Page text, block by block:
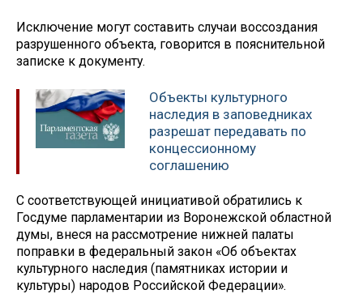
Исключение могут составить случаи воссоздания
разрушенного объекта, говорится в пояснительной
записке к документу.
Объекты культурного
наследия в заповедниках
разрешат передавать по
концессионному
соглашению
С соответствующей инициативой обратились к
Госдуме парламентарии из Воронежской областной
думы, внеся на рассмотрение нижней палаты
поправки в федеральный закон «Об объектах
культурного наследия (памятниках истории и
культуры) народов Российской Федерации».